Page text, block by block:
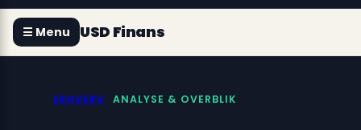
☰ Menu USD Finans
ERHVERV ANALYSE & OVERBLIK